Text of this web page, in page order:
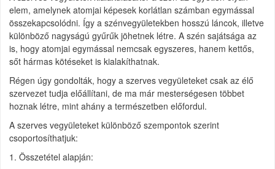
elem, amelynek atomjai képesek korlátlan számban egymással
összekapcsolódni. Így a szénvegyületekben hosszú láncok, illetve
különböző nagyságú gyűrűk jöhetnek létre. A szén sajátsága az
is, hogy atomjai egymással nemcsak egyszeres, hanem kettős,
sőt hármas kötéseket is kialakíthatnak.
Régen úgy gondolták, hogy a szerves vegyületeket csak az élő
szervezet tudja előállítani, de ma már mesterségesen többet
hoznak létre, mint ahány a természetben előfordul.
A szerves vegyületeket különböző szempontok szerint
csoportosíthatjuk:
1. Összetétel alapján: